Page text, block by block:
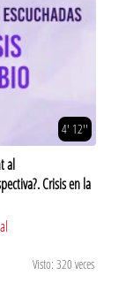
4' 12''
al
Crisis en la
Visto: 320 veces